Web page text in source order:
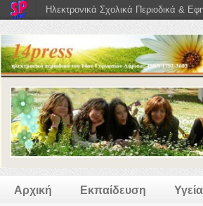
Αρχική Εκπαίδευση Υγεία
Ηλεκτρονικά Σχολικά Περιοδικά &